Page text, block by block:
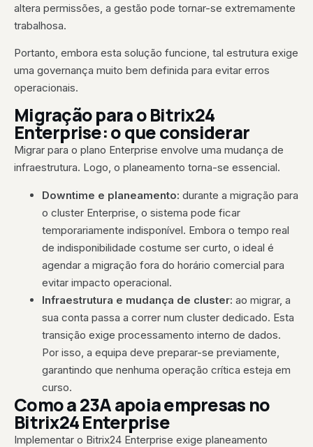
altera permissões, a gestão pode tornar-se extremamente
trabalhosa.
Portanto, embora esta solução funcione, tal estrutura exige
uma governança muito bem definida para evitar erros
operacionais.
Migração para o Bitrix24
Enterprise: o que considerar
Migrar para o plano Enterprise envolve uma mudança de
infraestrutura. Logo, o planeamento torna-se essencial.
Downtime e planeamento: durante a migração para
o cluster Enterprise, o sistema pode ficar
temporariamente indisponível. Embora o tempo real
de indisponibilidade costume ser curto, o ideal é
agendar a migração fora do horário comercial para
evitar impacto operacional.
Infraestrutura e mudança de cluster: ao migrar, a
sua conta passa a correr num cluster dedicado. Esta
transição exige processamento interno de dados.
Por isso, a equipa deve preparar-se previamente,
garantindo que nenhuma operação crítica esteja em
curso.
Como a 23A apoia empresas no
Bitrix24 Enterprise
Implementar o Bitrix24 Enterprise exige planeamento